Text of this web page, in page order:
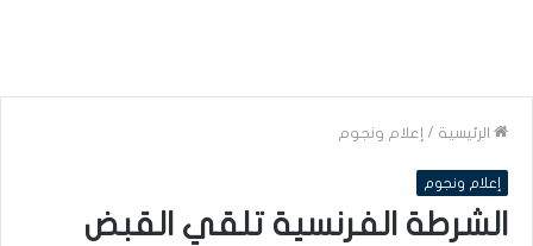
الرئيسية / إعلام ونجوم
إعلام ونجوم
الشرطة الفرنسية تلقي القبض